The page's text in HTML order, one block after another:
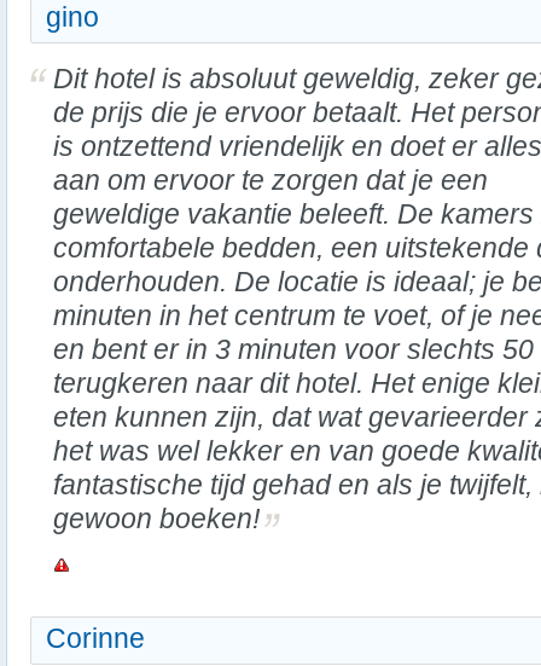
gino
Dit hotel is absoluut geweldig, zeker
de prijs die je ervoor betaalt. Het
is ontzettend vriendelijk en doet er alles
aan om ervoor te zorgen dat je een
geweldige vakantie beleeft. De
comfortabele bedden, een
onderhouden. De locatie is ideaal; je
minuten in het centrum te voet, of je
en bent er in 3 minuten voor slechts
terugkeren naar dit hotel. Het enige
eten kunnen zijn, dat wat gevarieerder
het was wel lekker en van goede
fantastische tijd gehad en als je
gewoon boeken!
Corinne